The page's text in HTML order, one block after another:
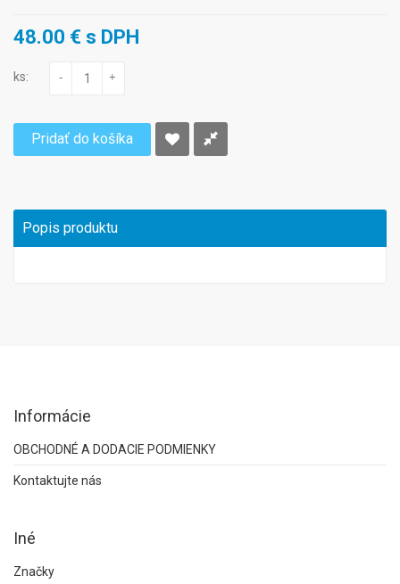
48.00 € s DPH
ks: - +
Pridať do košíka
Popis produktu
Informácie
OBCHODNÉ A DODACIE PODMIENKY
Kontaktujte nás
Iné
Značky